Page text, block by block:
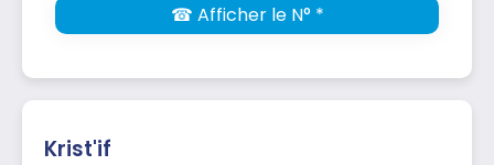
☎ Afficher le N° *
Krist'if